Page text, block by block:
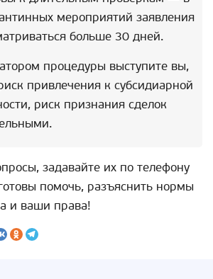
мероприятий заявления
больше 30 дней.
процедуры выступите вы,
привлечения к субсидиарной
риск признания сделок
задавайте их по телефону
помочь, разъяснить нормы
и ваши права!